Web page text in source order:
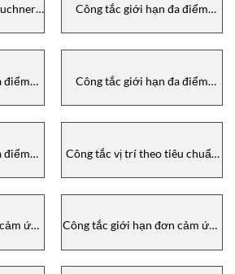
Công tắc giới hạn đa điểm
Euchner
điểm
Công tắc giới hạn đa điểm
limit switch, upright SN
Euchner
điểm
Công tắc vị trí theo tiêu chuẩn
Position switches according to
EN 50041 NG Euchner
ứng
Công tắc giới hạn đơn cảm ứng
limit switches ENA Euchner